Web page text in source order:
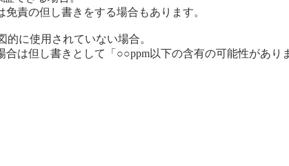
責の但し書きをする場合もあります。
に使用されていない場合。
は但し書きとして「○○ppm以下の含有の可能性があり